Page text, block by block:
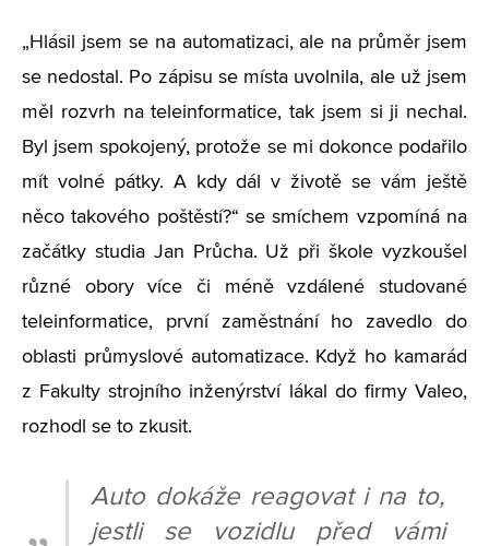
„Hlásil jsem se na automatizaci, ale na průměr jsem
se nedostal. Po zápisu se místa uvolnila, ale už jsem
měl rozvrh na teleinformatice, tak jsem si ji nechal.
Byl jsem spokojený, protože se mi dokonce podařilo
mít volné pátky. A kdy dál v životě se vám ještě
něco takového poštěstí?“ se smíchem vzpomíná na
začátky studia Jan Průcha. Už při škole vyzkoušel
různé obory více či méně vzdálené studované
teleinformatice, první zaměstnání ho zavedlo do
oblasti průmyslové automatizace. Když ho kamarád
z Fakulty strojního inženýrství lákal do firmy Valeo,
rozhodl se to zkusit.
Auto dokáže reagovat i na to,
jestli se vozidlu před vámi